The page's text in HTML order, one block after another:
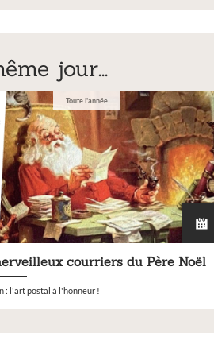
jour...
Toute l'année
courriers du Père Noël
: l'art postal à l'honneur !
Exposition